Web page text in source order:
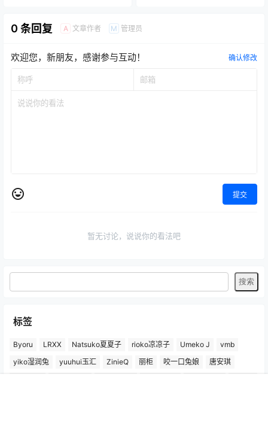
0 条回复 A 文章作者 M 管理员
欢迎您，新朋友，感谢参与互动！ 确认修改
提交
暂无讨论，说说你的看法吧
标签
Byoru LRXX Natsuko夏夏子 rioko凉凉子 Umeko J
vmb
yiko湿润兔
yuuhui玉汇 ZinieQ 丽柜 咬一口兔娘
唐安琪